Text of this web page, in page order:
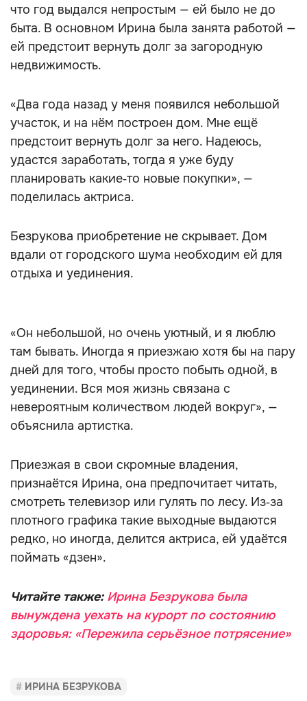
что год выдался непростым — ей было не до
быта. В основном Ирина была занята работой —
ей предстоит вернуть долг за загородную
недвижимость.
«Два года назад у меня появился небольшой
участок, и на нём построен дом. Мне ещё
предстоит вернуть долг за него. Надеюсь,
удастся заработать, тогда я уже буду
планировать какие‑то новые покупки», —
поделилась актриса.
Безрукова приобретение не скрывает. Дом
вдали от городского шума необходим ей для
отдыха и уединения.
«Он небольшой, но очень уютный, и я люблю
там бывать. Иногда я приезжаю хотя бы на пару
дней для того, чтобы просто побыть одной, в
уединении. Вся моя жизнь связана с
невероятным количеством людей вокруг», —
объяснила артистка.
Приезжая в свои скромные владения,
признаётся Ирина, она предпочитает читать,
смотреть телевизор или гулять по лесу. Из‑за
плотного графика такие выходные выдаются
редко, но иногда, делится актриса, ей удаётся
поймать «дзен».
Читайте также: Ирина Безрукова была
вынуждена уехать на курорт по состоянию
здоровья: «Пережила серьёзное потрясение»
ИРИНА БЕЗРУКОВА